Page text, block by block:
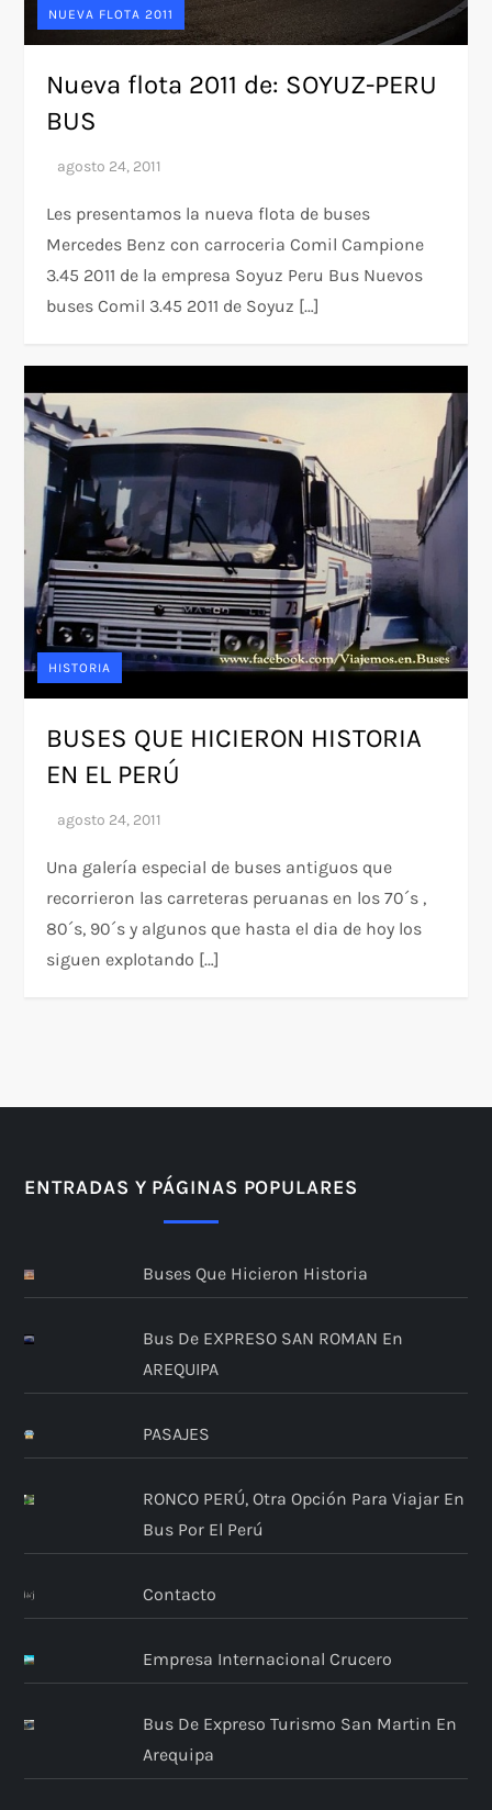
NUEVA FLOTA 2011
Nueva flota 2011 de: SOYUZ-PERU
BUS
Les presentamos la nueva flota de buses
Mercedes Benz con carroceria Comil Campione
3.45 2011 de la empresa Soyuz Peru Bus Nuevos
buses Comil 3.45 2011 de Soyuz […]
HISTORIA
BUSES QUE HICIERON HISTORIA
EN EL PERÚ
Una galería especial de buses antiguos que
recorrieron las carreteras peruanas en los 70´s ,
80´s, 90´s y algunos que hasta el dia de hoy los
siguen explotando […]
ENTRADAS Y PÁGINAS POPULARES
Buses Que Hicieron Historia
Bus De EXPRESO SAN ROMAN En
AREQUIPA
PASAJES
RONCO PERÚ, Otra Opción Para Viajar En
Bus Por El Perú
Contacto
Empresa Internacional Crucero
Bus De Expreso Turismo San Martin En
Arequipa